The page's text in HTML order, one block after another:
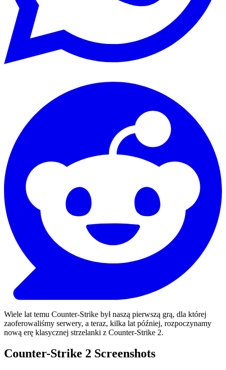
Wiele lat temu Counter-Strike był naszą pierwszą grą, dla której
zaoferowaliśmy serwery, a teraz, kilka lat później, rozpoczynamy
nową erę klasycznej strzelanki z Counter-Strike 2.
Counter-Strike 2 Screenshots